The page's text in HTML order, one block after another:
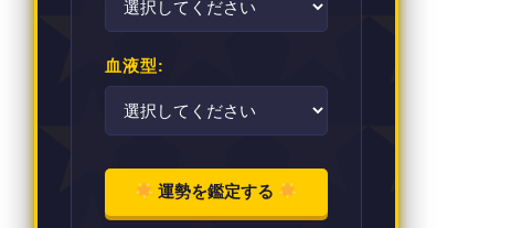
血液型:
運勢を鑑定する